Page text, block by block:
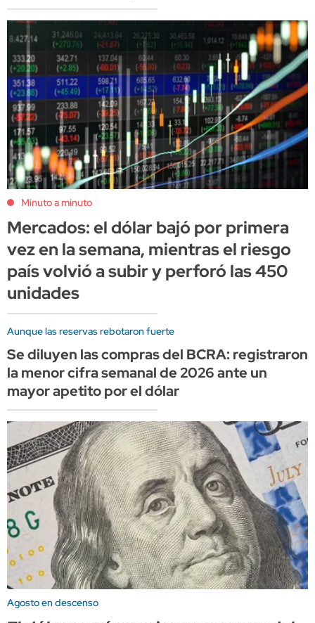
Minuto a minuto
Mercados: el dólar bajó por primera
vez en la semana, mientras el riesgo
país volvió a subir y perforó las 450
unidades
Aunque las reservas rebotaron fuerte
Se diluyen las compras del BCRA: registraron
la menor cifra semanal de 2026 ante un
mayor apetito por el dólar
Agosto en descenso